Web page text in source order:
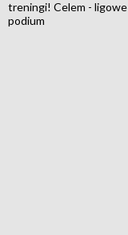
treningi! Celem - ligowe
podium